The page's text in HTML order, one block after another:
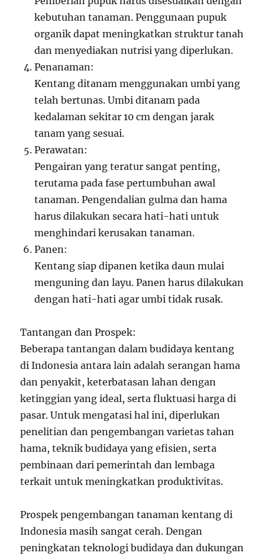
kebutuhan tanaman. Penggunaan pupuk
organik dapat meningkatkan struktur tanah
dan menyediakan nutrisi yang diperlukan.
Penanaman:
Kentang ditanam menggunakan umbi yang
telah bertunas. Umbi ditanam pada
kedalaman sekitar 10 cm dengan jarak
tanam yang sesuai.
Perawatan:
Pengairan yang teratur sangat penting,
terutama pada fase pertumbuhan awal
tanaman. Pengendalian gulma dan hama
harus dilakukan secara hati-hati untuk
menghindari kerusakan tanaman.
Panen:
Kentang siap dipanen ketika daun mulai
menguning dan layu. Panen harus dilakukan
dengan hati-hati agar umbi tidak rusak.
Tantangan dan Prospek:
Beberapa tantangan dalam budidaya kentang
di Indonesia antara lain adalah serangan hama
dan penyakit, keterbatasan lahan dengan
ketinggian yang ideal, serta fluktuasi harga di
pasar. Untuk mengatasi hal ini, diperlukan
penelitian dan pengembangan varietas tahan
hama, teknik budidaya yang efisien, serta
pembinaan dari pemerintah dan lembaga
terkait untuk meningkatkan produktivitas.
Prospek pengembangan tanaman kentang di
Indonesia masih sangat cerah. Dengan
peningkatan teknologi budidaya dan dukungan